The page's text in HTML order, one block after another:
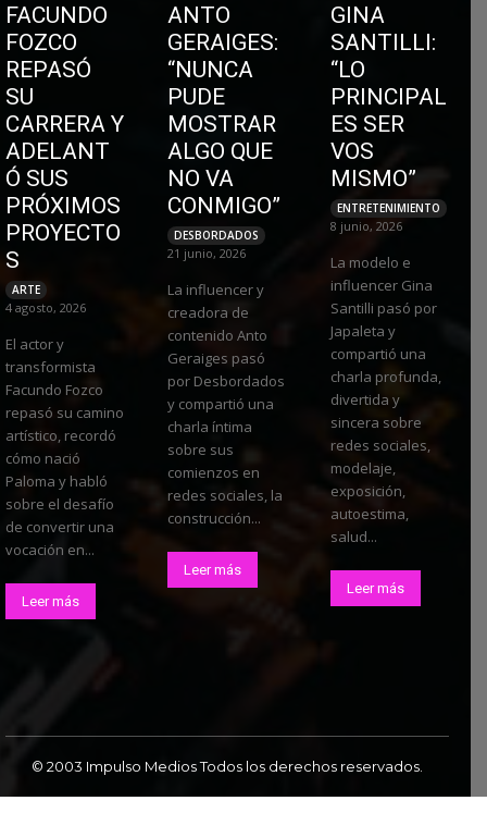
FACUNDO
FOZCO
REPASÓ
SU
CARRERA Y
ADELANT
Ó SUS
PRÓXIMOS
PROYECTO
S
ARTE
4 agosto, 2026
El actor y
transformista
Facundo Fozco
repasó su camino
artístico, recordó
cómo nació
Paloma y habló
sobre el desafío
de convertir una
vocación en...
Leer más
ANTO
GERAIGES:
“NUNCA
PUDE
MOSTRAR
ALGO QUE
NO VA
CONMIGO”
DESBORDADOS
21 junio, 2026
La influencer y
creadora de
contenido Anto
Geraiges pasó
por Desbordados
y compartió una
charla íntima
sobre sus
comienzos en
redes sociales, la
construcción...
Leer más
GINA
SANTILLI:
“LO
PRINCIPAL
ES SER
VOS
MISMO”
ENTRETENIMIENTO
8 junio, 2026
La modelo e
influencer Gina
Santilli pasó por
Japaleta y
compartió una
charla profunda,
divertida y
sincera sobre
redes sociales,
modelaje,
exposición,
autoestima,
salud...
Leer más
© 2003 Impulso Medios Todos los derechos reservados.